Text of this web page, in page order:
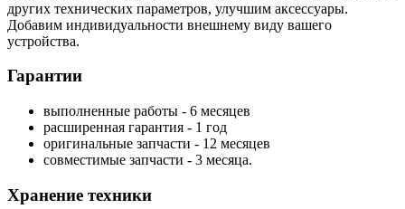
других технических параметров, улучшим аксессуары.
Добавим индивидуальности внешнему виду вашего
устройства.
Гарантии
выполненные работы - 6 месяцев
расширенная гарантия - 1 год
оригинальные запчасти - 12 месяцев
совместимые запчасти - 3 месяца.
Хранение техники